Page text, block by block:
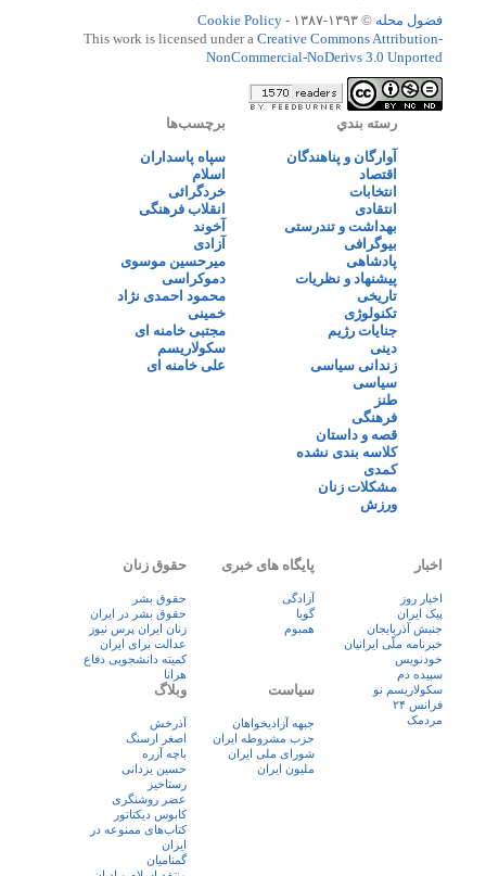
فضول محله © ۱۳۹۳-۱۳۸۷ -
Cookie Policy
This work is licensed under a Creative Commons Attribution-
NonCommercial-NoDerivs 3.0 Unported
رسته بندي
آوارگان و پناهندگان
اقتصاد
انتخابات
انتقادی
بهداشت و تندرستی
بیوگرافی
پادشاهی
پیشنهاد و نظریات
تاریخی
تکنولوژی
جنایات رژیم
دینی
زندانی سیاسی
سیاسی
طنز
فرهنگی
قصه و داستان
کلاسه بندی نشده
کمدی
مشکلات زنان
ورزش
برچسب‌ها
سپاه پاسداران
اسلام
خردگرائی
انقلاب فرهنگی
آخوند
آزادی
میرحسین موسوی
دموکراسی
محمود احمدی نژاد
خمینی
مجتبی خامنه ای
سکولاریسم
علی خامنه ای
اخبار
اخبار روز
پيک ايران
جنبش آذربایجان
خبرنامه ملّی ایرانیان
خودنویس
سپیده دم
سکولاریسم نو
فرانس ۲۴
مردمک
پایگاه های خبری
آزادگی
گویا
همبوم
حقوق زنان
حقوق بشر
حقوق بشر در ایران
زنان ايران پرس نيوز
عدالت برای ایران
کمیته دانشجویی دفاع
هرانا
سیاست
جبهه آزادیخواهان
حزب مشروطه ایران
شورای ملی ایران
ملیون ایران
وبلاگ
آذرخش
اصغر ارسنگ
باچه آزره
حسین یزدانی
رستاخیز
عضر روشنگری
کابوس دیکتاتور
کتاب‌های ممنوعه در
ایران
گمنامیان